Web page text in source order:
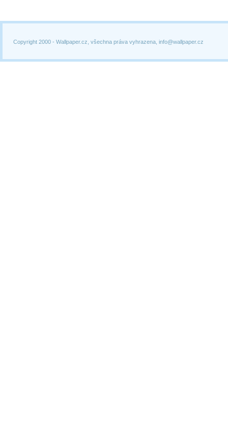
Copyright 2000 - Wallpaper.cz, všechna práva vyhrazena, info@wallpaper.cz